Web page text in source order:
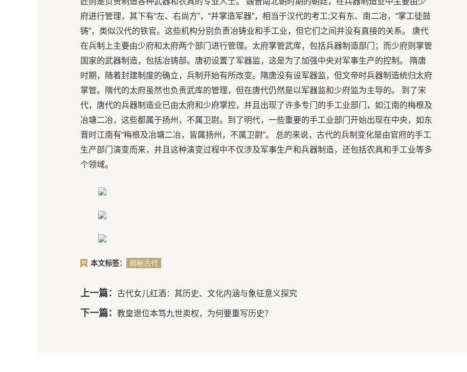
府进行管理，其下有“左、右尚方”，“并掌造军器”，相当于汉代的考工;又有东、南二冶，“掌工徒鼓
铸”，类似汉代的铁官。这些机构分别负责冶铸业和手工业，但它们之间并没有直接的关系。 唐代
在兵制上主要由少府和太府两个部门进行管理。太府掌管武库，包括兵器制造部门；而少府则掌管
国家的武器制造，包括冶铸部。唐初设置了军器监，这是为了加强中央对军事生产的控制。 隋唐
时期，随着封建制度的确立，兵制开始有所改变。隋唐没有设军器监，但文帝时兵器制造统归太府
掌管。隋代的太府虽然也负责武库的管理，但在唐代仍然是以军器监和少府监为主导的。 到了宋
代，唐代的兵器制造业已由太府和少府掌控，并且出现了许多专门的手工业部门，如江南的梅根及
冶塘二冶，这些都属于扬州，不属卫尉。到了明代，一些重要的手工业部门开始出现在中央，如东
晋时江南有“梅根及冶塘二冶，皆属扬州，不属卫尉”。 总的来说，古代的兵制变化是由官府的手工
生产部门演变而来，并且这种演变过程中不仅涉及军事生产和兵器制造，还包括农具和手工业等多
个领域。
本文标签：
揭秘古代
变的
上一篇： 古代女儿红酒：其历史、文化内涵与象征意义探究
下一篇： 教皇退位本笃九世卖权，为何要重写历史？